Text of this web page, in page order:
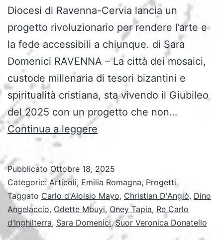
Diocesi di Ravenna-Cervia lancia un
progetto rivoluzionario per rendere l’arte e
la fede accessibili a chiunque. di Sara
Domenici RAVENNA – La città dei mosaici,
custode millenaria di tesori bizantini e
spiritualità cristiana, sta vivendo il Giubileo
del 2025 con un progetto che non…
Continua a leggere
All”:
quando
l’arte
sacra
Pubblicato Ottobre 18, 2025
Categorie: Articoli, Emilia Romagna, Progetti
Taggato Carlo d'Aloisio Mayo, Christian D'Angiò, Dino
Angelaccio, Odette Mbuyi, Oney Tapia, Re Carlo
d’Inghilterra, Sara Domenici,Suor Veronica Donatello